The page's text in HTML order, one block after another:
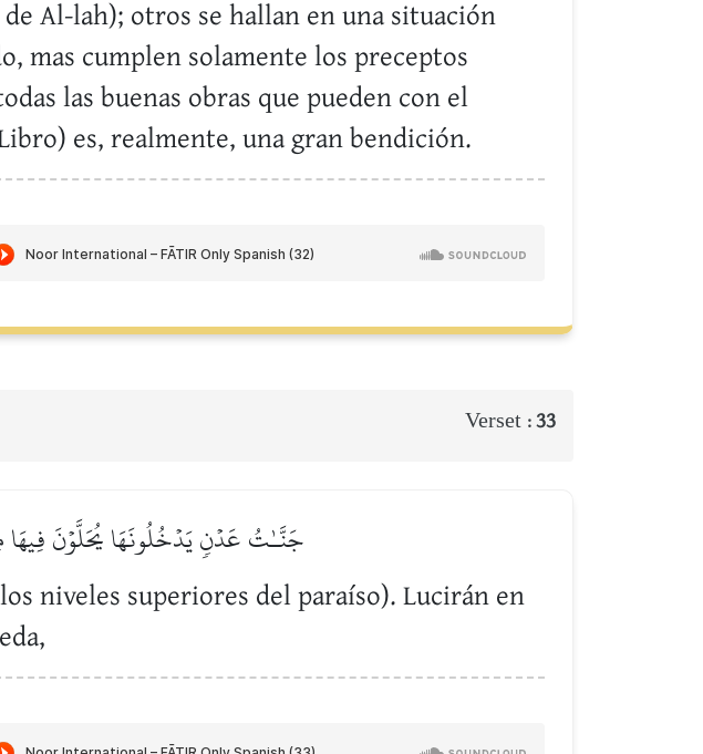
Al-lah); otros se hallan en una situación
mas cumplen solamente los preceptos
las buenas obras que pueden con el
es, realmente, una gran bendición.
Verset :33
جَنَّـٰتُ عَدۡنٖ يَدۡخُلُونَهَا يُحَلَّوۡنَ فِيهَا
niveles superiores del paraíso). Lucirán en